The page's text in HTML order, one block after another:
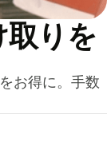
取りを
お得に。手数